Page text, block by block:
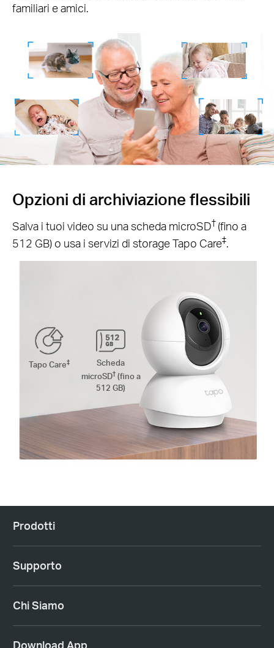
familiari e amici.
Opzioni di archiviazione flessibili
Salva i tuoi video su una scheda microSD† (fino a
512 GB) o usa i servizi di storage Tapo Care‡
Tapo Care‡
Scheda
microSD†(fino a
512 GB)
Prodotti
Supporto
Chi Siamo
Download App